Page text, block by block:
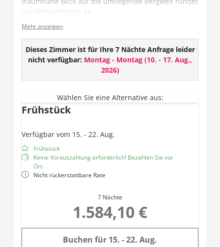
das Wohnerlebnis ab.
Das Zimmer verfügt entweder über ein offenes oder
geschlossenes Badezimmer und teilweise über ein
getrenntes WC.
TV
Wlan
Safe
Offenes oder geschlossenes Badezimmer mit
Teilweise getrenntes WC
Balkon
Mehr anzeigen
Dieses Zimmer ist für Ihre 7 Nächte Anfrage leider
nicht verfügbar: Montag - Montag (10. - 17. Aug.,
2026)
Wählen Sie eine Alternative aus:
Frühstück
Verfügbar vom 15. - 22. Aug.
Frühstück
Keine Vorauszahlung erforderlich! Bezahlen Sie vor
Ort.
Nicht rückerstattbare Rate
7 Nächte
1.584,10 €
Buchen für 15. - 22. Aug.